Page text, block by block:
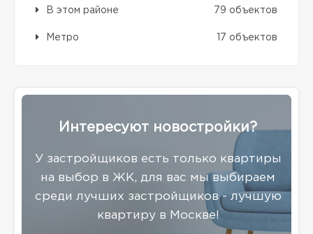
В этом районе 79 объектов
Метро 17 объектов
Интересуют новостройки?
У застройщиков есть только квартиры
на выбор в ЖК, для вас мы выбираем
среди лучших застройщиков - лучшую
квартиру в Москве!